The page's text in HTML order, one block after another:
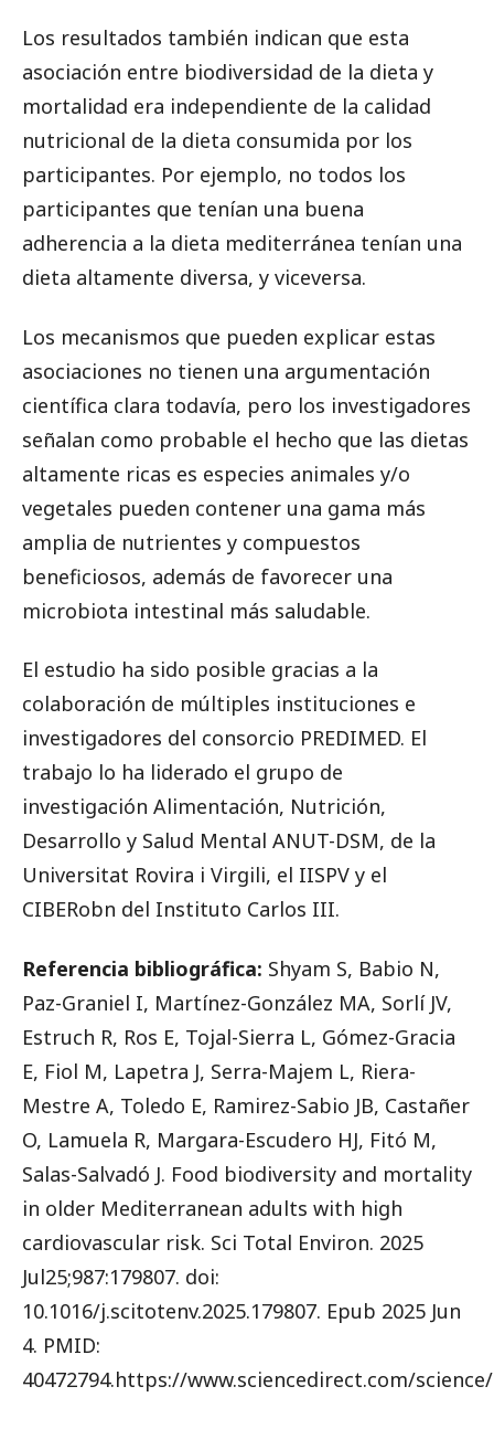
Los resultados también indican que esta
asociación entre biodiversidad de la dieta y
mortalidad era independiente de la calidad
nutricional de la dieta consumida por los
participantes. Por ejemplo, no todos los
participantes que tenían una buena
adherencia a la dieta mediterránea tenían una
dieta altamente diversa, y viceversa.
Los mecanismos que pueden explicar estas
asociaciones no tienen una argumentación
científica clara todavía, pero los investigadores
señalan como probable el hecho que las dietas
altamente ricas es especies animales y/o
vegetales pueden contener una gama más
amplia de nutrientes y compuestos
beneficiosos, además de favorecer una
microbiota intestinal más saludable.
El estudio ha sido posible gracias a la
colaboración de múltiples instituciones e
investigadores del consorcio PREDIMED. El
trabajo lo ha liderado el grupo de
investigación Alimentación, Nutrición,
Desarrollo y Salud Mental ANUT-DSM, de la
Universitat Rovira i Virgili, el IISPV y el
CIBERobn del Instituto Carlos III.
Referencia bibliográfica: Shyam S, Babio N,
Paz-Graniel I, Martínez-González MA, Sorlí JV,
Estruch R, Ros E, Tojal-Sierra L, Gómez-Gracia
E, Fiol M, Lapetra J, Serra-Majem L, Riera-
Mestre A, Toledo E, Ramirez-Sabio JB, Castañer
O, Lamuela R, Margara-Escudero HJ, Fitó M,
Salas-Salvadó J. Food biodiversity and mortality
in older Mediterranean adults with high
cardiovascular risk. Sci Total Environ. 2025
Jul25;987:179807. doi:
10.1016/j.scitotenv.2025.179807. Epub 2025 Jun
4. PMID:
40472794.https://www.sciencedirect.com/